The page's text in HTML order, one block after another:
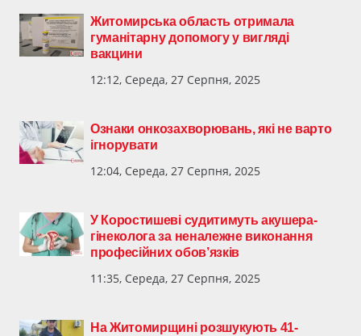
Житомирська область отримала
гуманітарну допомогу у вигляді
вакцини
12:12, Середа, 27 Серпня, 2025
Ознаки онкозахворювань, які не варто
ігнорувати
12:04, Середа, 27 Серпня, 2025
У Коростишеві судитимуть акушера-
гінеколога за неналежне виконання
професійних обов’язків
11:35, Середа, 27 Серпня, 2025
На Житомирщині розшукують 41-